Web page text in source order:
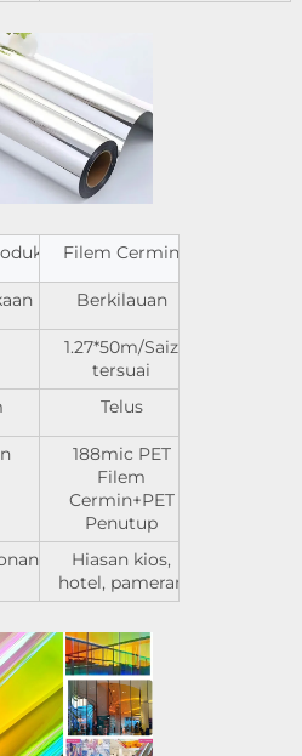
Filem Cermin
Berkilauan
1.27*50m/Saiz
tersuai
Telus
188mic PET
Filem
Cermin+PET
Penutup
Hiasan kios,
hotel, pameran